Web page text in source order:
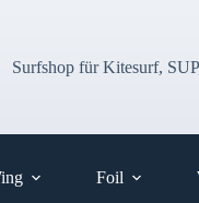
Surfshop für Kitesurf,
Foil